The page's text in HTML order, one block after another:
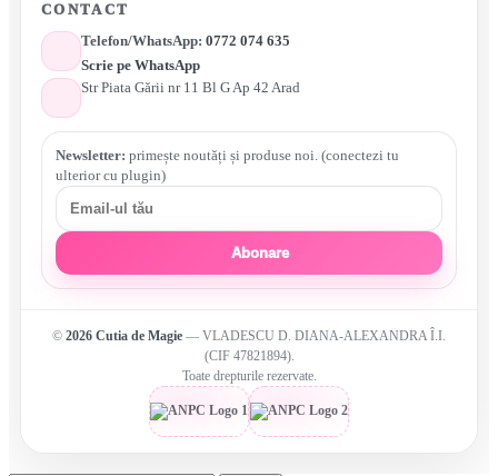
CONTACT
Telefon/WhatsApp: 0772 074 635
Scrie pe WhatsApp
Str Piata Gării nr 11 Bl G Ap 42 Arad
Newsletter: primește noutăți și produse noi. (conectezi tu
ulterior cu plugin)
Abonare
© 2026 Cutia de Magie — VLADESCU D. DIANA-ALEXANDRA Î.I.
(CIF 47821894).
Toate drepturile rezervate.